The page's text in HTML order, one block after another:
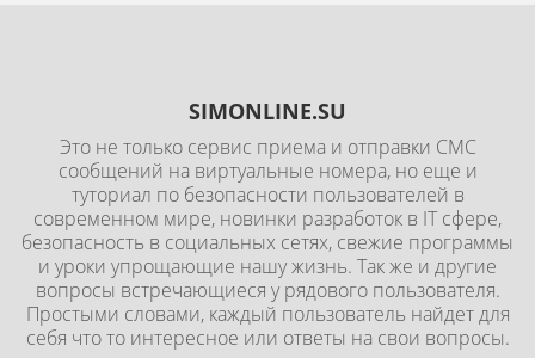
SIMONLINE.SU
Это не только сервис приема и отправки СМС
сообщений на виртуальные номера, но еще и
туториал по безопасности пользователей в
современном мире, новинки разработок в IT сфере,
безопасность в социальных сетях, свежие программы
и уроки упрощающие нашу жизнь. Так же и другие
вопросы встречающиеся у рядового пользователя.
Простыми словами, каждый пользователь найдет для
себя что то интересное или ответы на свои вопросы.